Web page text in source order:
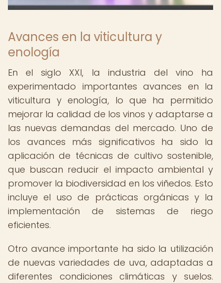
Avances en la viticultura y
enología
En el siglo XXI, la industria del vino ha
experimentado importantes avances en la
viticultura y enología, lo que ha permitido
mejorar la calidad de los vinos y adaptarse a
las nuevas demandas del mercado. Uno de
los avances más significativos ha sido la
aplicación de técnicas de cultivo sostenible,
que buscan reducir el impacto ambiental y
promover la biodiversidad en los viñedos. Esto
incluye el uso de prácticas orgánicas y la
implementación de sistemas de riego
eficientes.
Otro avance importante ha sido la utilización
de nuevas variedades de uva, adaptadas a
diferentes condiciones climáticas y suelos.